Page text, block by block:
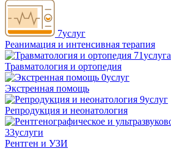
7услуг
Реанимация и интенсивная терапия
71услуга
Травматология и ортопедия
0услуг
Экстренная помощь
9услуг
Репродукция и неонатология
33услуги
Рентген и УЗИ